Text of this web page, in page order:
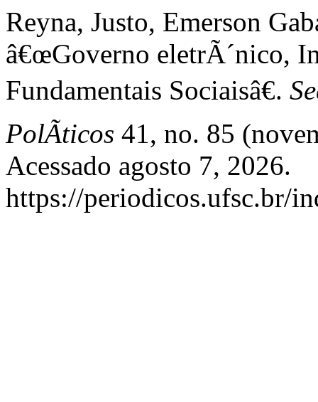
Reyna, Justo, Emerson
â€œGoverno eletrÃ´nico,
Fundamentais Sociaisâ€.
PolÃ­ticos 41, no. 85
Acessado agosto 7, 2026.
https://periodicos.ufsc.br/